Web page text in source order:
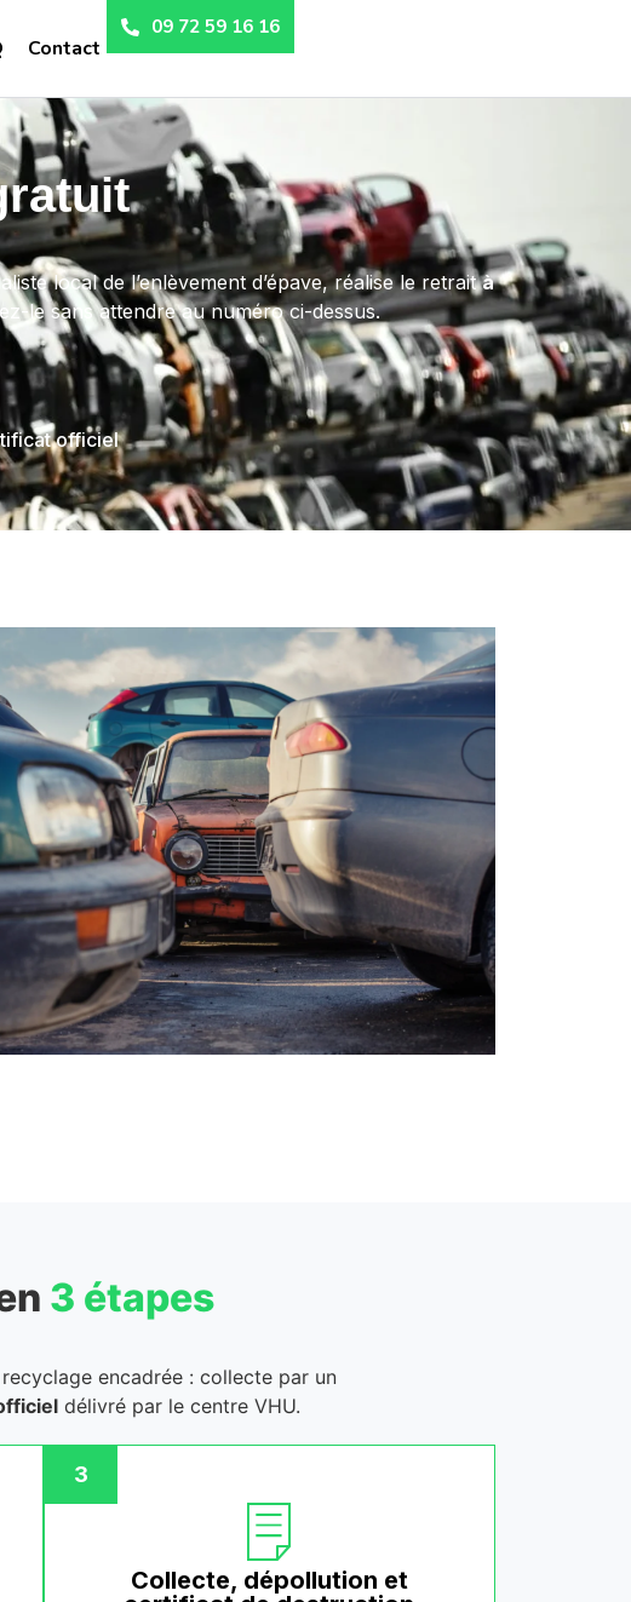
Contact
09 72 59 16 16
local de l’enlèvement d’épave, réalise le retraità
le sans attendre au numéro ci-dessus.
officiel
3 étapes
encadrée : collecte par un
délivré par le centre VHU.
3
Collecte, dépollution et